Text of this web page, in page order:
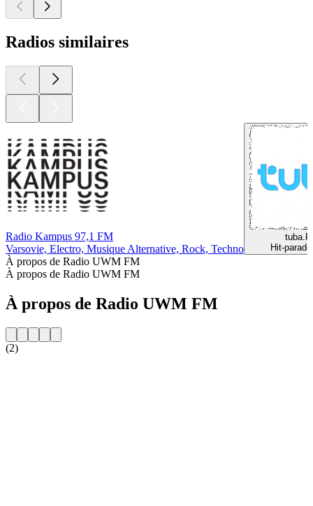
Radios similaires
Radio Kampus 97,1 FM
Varsovie, Electro, Musique Alternative, Rock, Techno
Hit-
À propos de Radio UWM FM
À propos de Radio UWM FM
À propos de Radio UWM FM
(2)